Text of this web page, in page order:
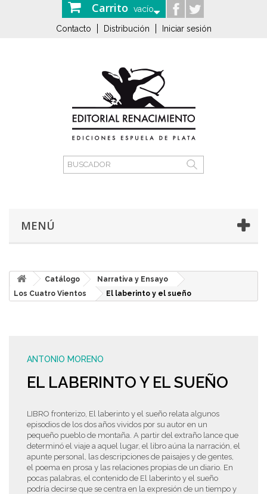
Carrito vacío
Contacto Distribución Iniciar sesión
MENÚ
Catálogo
Narrativa y Ensayo
Los Cuatro Vientos
El laberinto y el sueño
ANTONIO MORENO
EL LABERINTO Y EL SUEÑO
LIBRO fronterizo, El laberinto y el sueño relata algunos
episodios de los dos años vividos por su autor en un
pequeño pueblo de montaña. A partir del extraño lance que
determinó el viaje a aquel lugar, el libro aúna la narración, el
apunte personal, las descripciones de paisajes y de gentes,
el poema en prosa y las relaciones propias de un diario. En
pocas palabras, el contenido de El laberinto y el sueño
podría decirse que se centra en la expresión de un tiempo y